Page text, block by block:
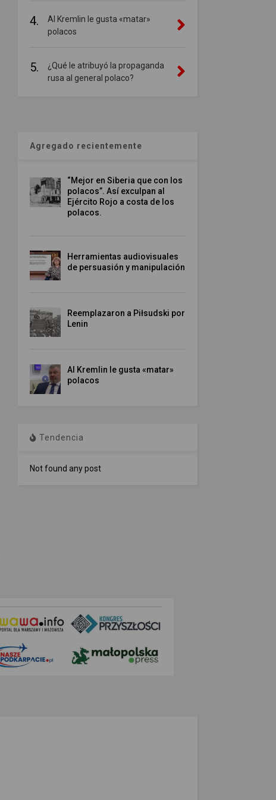
4.
Al Kremlin le gusta «matar»
polacos
5.
¿Qué le atribuyó la propaganda
rusa al general polaco?
Agregado recientemente
“Mejor en Siberia que con los
polacos”. Así exculpan al
Ejército Rojo a costa de los
polacos.
Herramientas audiovisuales
de persuasión y manipulación
Reemplazaron a Piłsudski por
Lenin
Al Kremlin le gusta «matar»
polacos
Tendencia
Not found any post